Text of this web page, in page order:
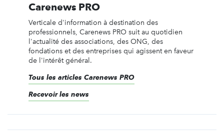
Carenews PRO
Verticale d'information à destination des
professionnels, Carenews PRO suit au quotidien
l'actualité des associations, des ONG, des
fondations et des entreprises qui agissent en faveur
de l'intérêt général.
Tous les articles Carenews PRO
Recevoir les news